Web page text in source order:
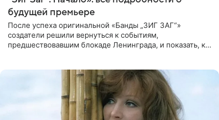
будущей премьере
После успеха оригинальной «Банды „ЗИГ ЗАГ“»
создатели решили вернуться к событиям,
предшествовавшим блокаде Ленинграда, и показать, как